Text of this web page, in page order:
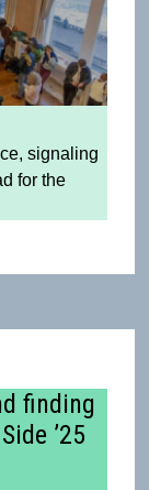
signaling
for the
finding
’25